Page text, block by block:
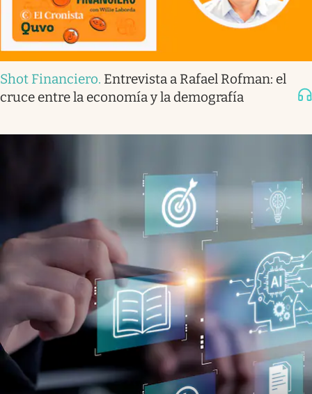
Shot Financiero. Entrevista a Rafael Rofman: el
cruce entre la economía y la demografía